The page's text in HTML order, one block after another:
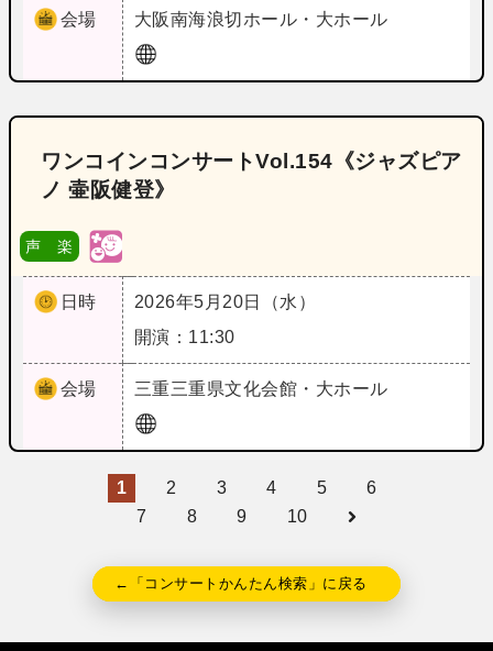
会場 大阪南海浪切ホール・大ホール
ワンコインコンサートVol.154《ジャズピア
ノ 壷阪健登》
声 楽
日時
2026年5月20日（水）
開演：11:30
会場 三重三重県文化会館・大ホール
1 2 3 4 5
6
7
8 9 10
←「コンサートかんたん検索」に戻る